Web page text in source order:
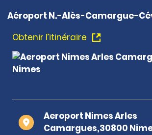
Aéroport N.-Alès-Camargue-
Obtenir l’itinéraire
Aeroport Nimes Arles
Camargues,30800